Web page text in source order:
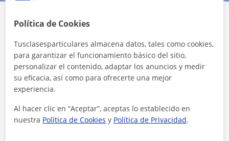
Contacta con Mª Victoria
Tarifa 38€/h
1ª clase gratis
Política de Cookies
Tusclasesparticulares almacena datos, tales como cookies,
para garantizar el funcionamiento básico del sitio,
personalizar el contenido, adaptar los anuncios y medir
su eficacia, así como para ofrecerte una mejor
experiencia.
Al hacer clic en “Aceptar”, aceptas lo establecido en
nuestra Política de Cookies y Política de Privacidad.